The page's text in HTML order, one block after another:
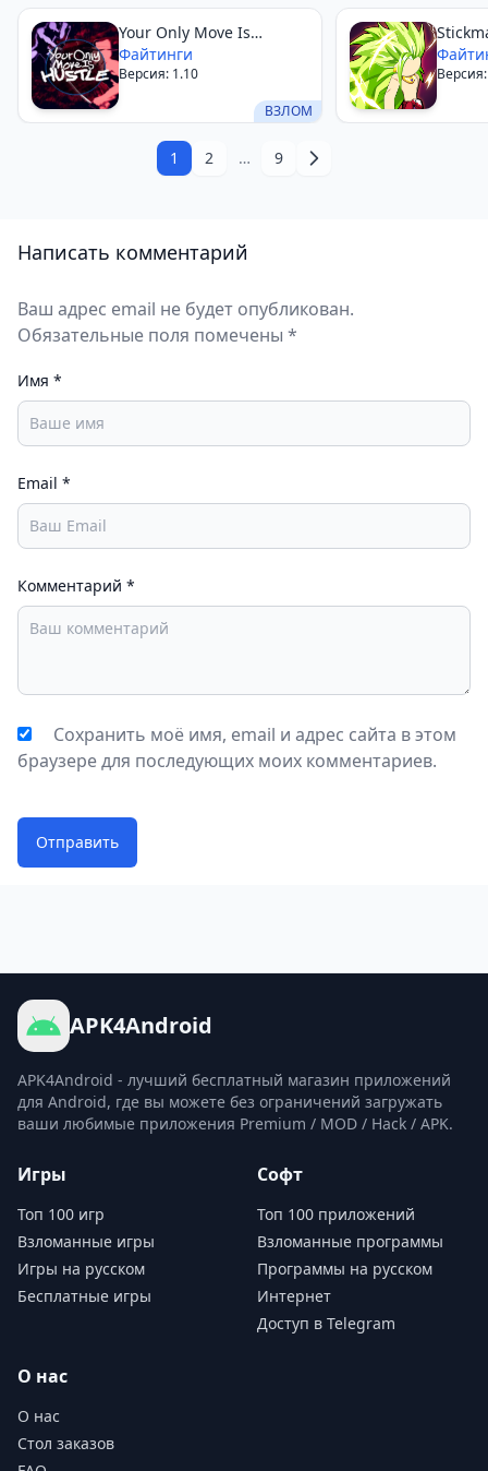
ВЗЛОМ
Your Only Move Is
HUSTLE
Файтинги
Версия: 1.10
Super
Fight
1 2 … 9
Написать комментарий
Ваш адрес email не будет опубликован.
Обязательные поля помечены *
Имя *
Email *
Комментарий *
Сохранить моё имя, email и адрес сайта в этом
браузере для последующих моих комментариев.
Отправить
APK4Android
APK4Android - лучший бесплатный магазин приложений
для Android, где вы можете без ограничений загружать
ваши любимые приложения Premium / MOD / Hack / APK.
Игры
Топ 100 игр
Взломанные игры
Игры на русском
Бесплатные игры
Софт
Топ 100 приложений
Взломанные программы
Программы на русском
Интернет
Доступ в Telegram
О нас
О нас
Стол заказов